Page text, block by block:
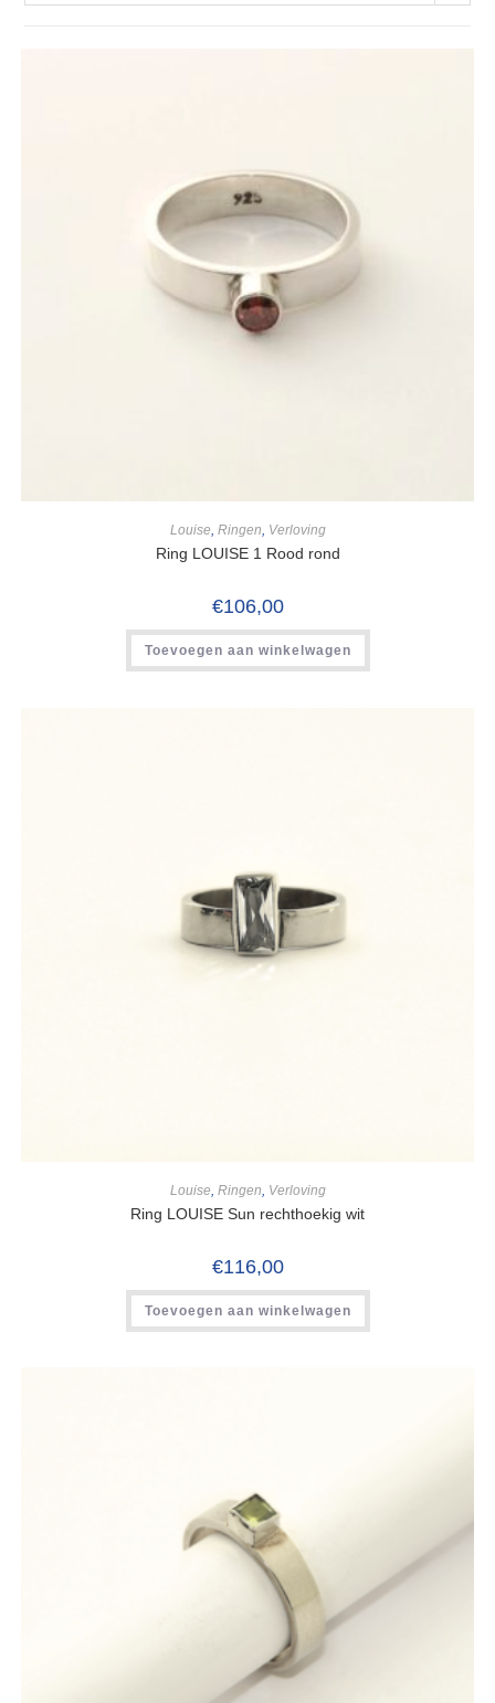
Louise, Ringen, Verloving
Ring LOUISE 1 Rood rond
€106,00
Toevoegen aan winkelwagen
Louise Ringen Verloving
Ring LOUISE Sun rechthoekig wit
€116,00
Toevoegen aan winkelwagen